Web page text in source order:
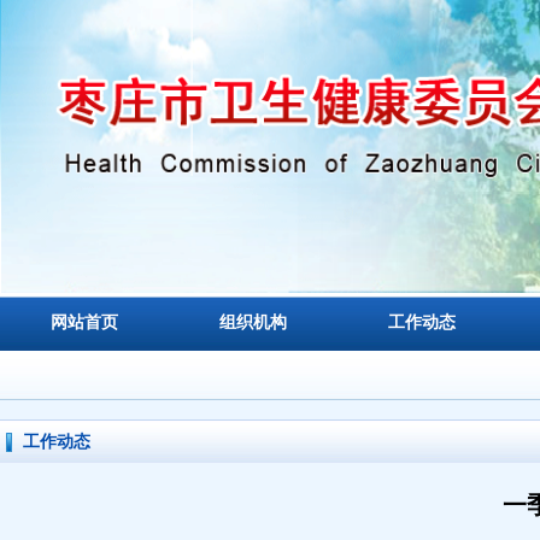
网站首页 组织机构 工作动态
工作动态
一